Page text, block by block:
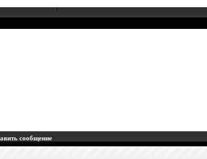
сообщение